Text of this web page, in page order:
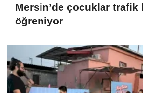
Mersin’de çocuklar trafik
öğreniyor